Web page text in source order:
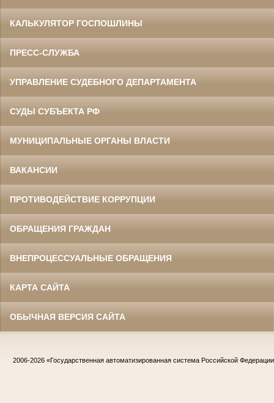
КАЛЬКУЛЯТОР ГОСПОШЛИНЫ
ПРЕСС-СЛУЖБА
УПРАВЛЕНИЕ СУДЕБНОГО ДЕПАРТАМЕНТА
СУДЫ СУБЪЕКТА РФ
МУНИЦИПАЛЬНЫЕ ОРГАНЫ ВЛАСТИ
ВАКАНСИИ
ПРОТИВОДЕЙСТВИЕ КОРРУПЦИИ
ОБРАЩЕНИЯ ГРАЖДАН
ВНЕПРОЦЕССУАЛЬНЫЕ ОБРАЩЕНИЯ
КАРТА САЙТА
ОБЫЧНАЯ ВЕРСИЯ САЙТА
2006-2026 «Государственная автоматизированная система Российской